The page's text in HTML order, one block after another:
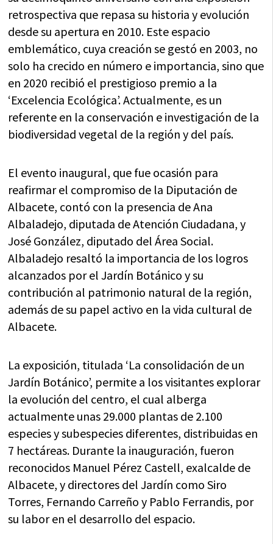
retrospectiva que repasa su historia y evolución
desde su apertura en 2010. Este espacio
emblemático, cuya creación se gestó en 2003, no
solo ha crecido en número e importancia, sino que
en 2020 recibió el prestigioso premio a la
‘Excelencia Ecológica’. Actualmente, es un
referente en la conservación e investigación de la
biodiversidad vegetal de la región y del país.
El evento inaugural, que fue ocasión para
reafirmar el compromiso de la Diputación de
Albacete, contó con la presencia de Ana
Albaladejo, diputada de Atención Ciudadana, y
José González, diputado del Área Social.
Albaladejo resaltó la importancia de los logros
alcanzados por el Jardín Botánico y su
contribución al patrimonio natural de la región,
además de su papel activo en la vida cultural de
Albacete.
La exposición, titulada ‘La consolidación de un
Jardín Botánico’, permite a los visitantes explorar
la evolución del centro, el cual alberga
actualmente unas 29.000 plantas de 2.100
especies y subespecies diferentes, distribuidas en
7 hectáreas. Durante la inauguración, fueron
reconocidos Manuel Pérez Castell, exalcalde de
Albacete, y directores del Jardín como Siro
Torres, Fernando Carreño y Pablo Ferrandis, por
su labor en el desarrollo del espacio.